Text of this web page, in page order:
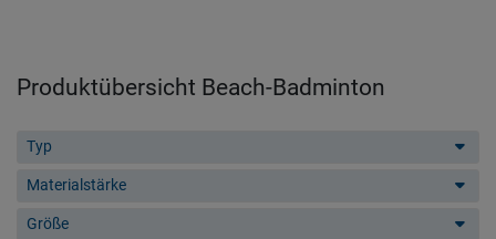
Produktübersicht Beach-Badminton
Typ
Materialstärke
Größe